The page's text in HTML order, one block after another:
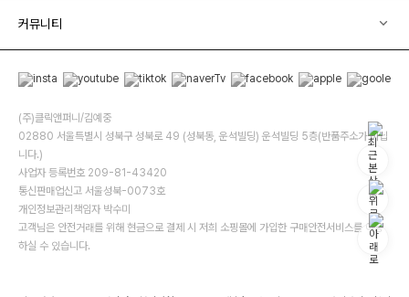
커뮤니티
(주)클릭앤퍼니/김예중
02880 서울특별시 성북구 성북로 49 (성북동, 운석빌딩) 운석빌딩 5층(반품주소가 아닙
니다.)
사업자 등록번호 209-81-43420
통신판매업신고 서울성북-0073호
개인정보관리책임자 박수미
고객님은 안전거래를 위해 현금으로 결제 시 저희 소핑몰에 가입한 구매안전서비스를 이용
하실 수 있습니다.